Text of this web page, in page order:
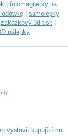
fotomagnetky na
samolepky
zakázkový 3d tisk|
nálepky
vystavit kupujícímu